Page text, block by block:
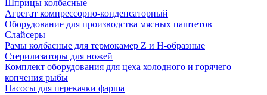
Шприцы колбасные
Агрегат компрессорно-конденсаторный
Оборудование для производства мясных паштетов
Слайсеры
Рамы колбасные для термокамер Z и H-образные
Стерилизаторы для ножей
Комплект оборудования для цеха холодного и горячего
копчения рыбы
Насосы для перекачки фарша